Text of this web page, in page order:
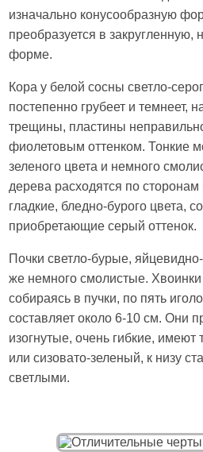
изначально конусообразную
преобразуется в закругленную,
форме.
Кора у белой сосны светло-
постепенно грубеет и темнеет,
трещины, пластины
фиолетовым оттенком. Тонкие
зеленого цвета и немного
дерева расходятся по сторонам
гладкие, бледно-бурого цвета,
приобретающие серый оттенок.
Почки светло-бурые,
же немного смолистые. Хвоинки
собираясь в пучки, по пять
составляет около 6-10 см. Они
изогнутые, очень гибкие, имеют
или сизовато-зеленый, к низу
светлыми.